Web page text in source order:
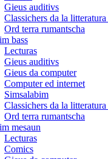
Gieus auditivs
Classichers da la
Ord terra rumantscha
bass
Lecturas
Gieus auditivs
Gieus da computer
Computer ed internet
Simsalabim
Classichers da la
Ord terra rumantscha
mesaun
Lecturas
Comics